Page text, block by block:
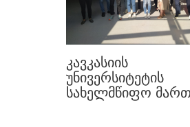
ᲙᲐᲕᲙᲐᲡᲘᲘᲡ
ᲣᲜᲘᲕᲔᲠᲡᲘᲢᲔᲢᲘᲡ
ᲡᲐᲮᲔᲚᲛᲬᲘᲤᲝ